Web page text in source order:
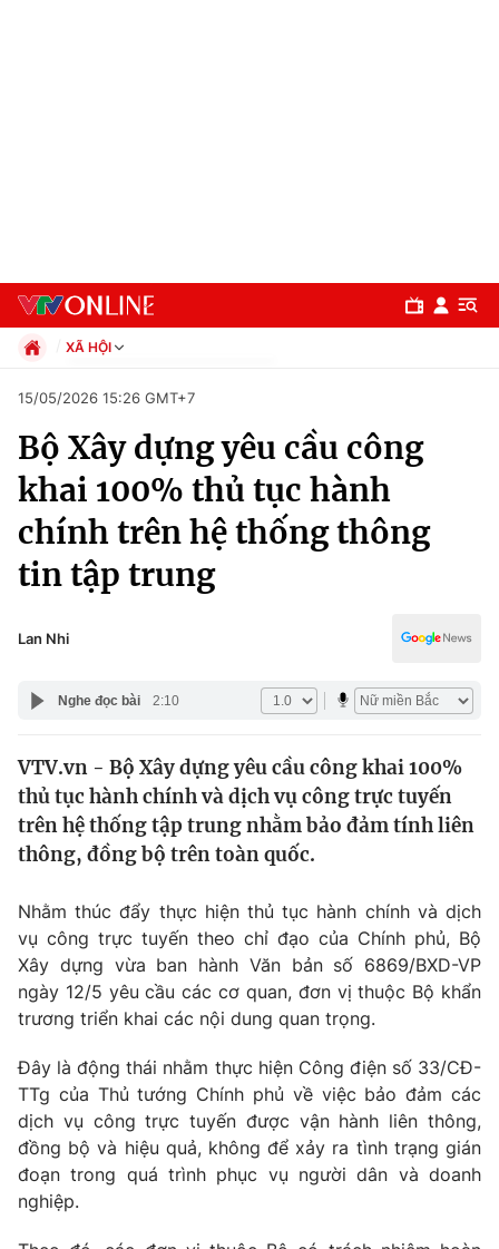
Chuyên mục
Chính trị
Xã hội
Pháp luật
Y tế
Thế giới
Tin tức
Thế giới đó đây
Câu chuyện quốc tế
Kinh tế
Thị trường
Góc doanh nghiệp
Truyền hình
Phim VTV
Nhân vật
Khán giả
Giải sao mai
Giải trí
Điện ảnh
Âm nhạc
Sao
Đời sống
Du lịch
Làm đẹp
Giáo dục
Tuyển sinh
Học trực tuyến
Công nghệ
XÃ HỘI
Xã hội
Pháp luật
Kinh tế
Thể thao
Truyền hình
Văn hóa - Giải trí
Y tế
15/05/2026 15:26 GMT+7
Bộ Xây dựng yêu cầu công
khai 100% thủ tục hành
chính trên hệ thống thông
tin tập trung
Lan Nhi
Nghe đọc bài 2:10
VTV.vn - Bộ Xây dựng yêu cầu công khai 100%
thủ tục hành chính và dịch vụ công trực tuyến
trên hệ thống tập trung nhằm bảo đảm tính liên
thông, đồng bộ trên toàn quốc.
Nhằm thúc đẩy thực hiện thủ tục hành chính và dịch
vụ công trực tuyến theo chỉ đạo của Chính phủ, Bộ
Xây dựng vừa ban hành Văn bản số 6869/BXD-VP
ngày 12/5 yêu cầu các cơ quan, đơn vị thuộc Bộ khẩn
trương triển khai các nội dung quan trọng.
Đây là động thái nhằm thực hiện Công điện số 33/CĐ-
TTg của Thủ tướng Chính phủ về việc bảo đảm các
dịch vụ công trực tuyến được vận hành liên thông,
đồng bộ và hiệu quả, không để xảy ra tình trạng gián
đoạn trong quá trình phục vụ người dân và doanh
nghiệp.